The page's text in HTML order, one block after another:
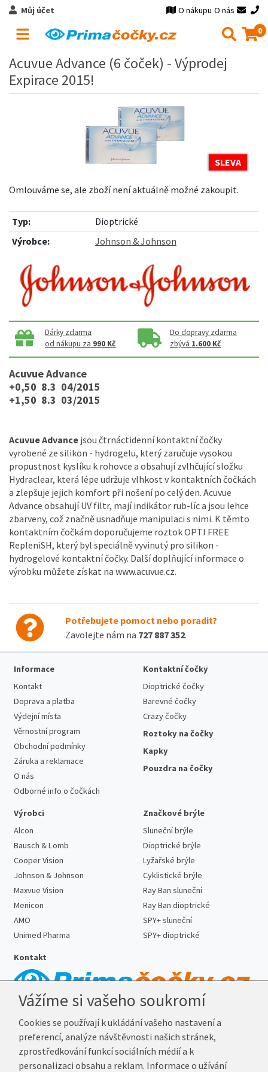
Můj účet O nákupu O nás
0
Acuvue Advance (6 čoček) - Výprodej
Expirace 2015!
SLEVA
Omlouváme se, ale zboží není aktuálně možné zakoupit.
Typ:
Dioptrické
Výrobce:
Johnson & Johnson
Dárky zdarma
od nákupu za 990 Kč
Do dopravy zdarma
zbývá 1.600 Kč
Acuvue Advance
+0,50 8.3 04/2015
+1,50 8.3 03/2015
Acuvue Advance jsou čtrnáctidenní kontaktní čočky
vyrobené ze silikon - hydrogelu, který zaručuje vysokou
propustnost kyslíku k rohovce a obsahují zvlhčující složku
Hydraclear, která lépe udržuje vlhkost v kontaktních čočkách
a zlepšuje jejich komfort při nošení po celý den. Acuvue
Advance obsahují UV filtr, mají indikátor rub-líc a jsou lehce
zbarveny, což značně usnadňuje manipulaci s nimi. K těmto
kontaktním čočkám doporučujeme roztok OPTI FREE
RepleniSH, který byl speciálně vyvinutý pro silikon -
hydrogelové kontaktní čočky. Další doplňující informace o
výrobku můžete získat na www.acuvue.cz.
Potřebujete pomoct nebo poradit?
Zavolejte nám na 727 887 352.
Informace
Kontakt
Doprava a platba
Výdejní místa
Věrnostní program
Obchodní podmínky
Záruka a reklamace
O nás
Odborné info o čočkách
Kontaktní čočky
Dioptrické čočky
Barevné čočky
Crazy čočky
Roztoky na čočky
Kapky
Pouzdra na čočky
Výrobci
Alcon
Bausch & Lomb
Cooper Vision
Johnson & Johnson
Maxvue Vision
Menicon
AMO
Unimed Pharma
Značkové brýle
Sluneční brýle
Dioptrické brýle
Lyžařské brýle
Cyklistické brýle
Ray Ban sluneční
Ray Ban dioptrické
SPY+ sluneční
SPY+ dioptrické
Kontakt
E-mail:info@prima-cocky.cz
Reklamační adresa
Andrea Votavová
Vážíme si vašeho soukromí
Cookies se používají k ukládání vašeho nastavení a
preferencí, analýze návštěvnosti našich stránek,
zprostředkování funkcí sociálních médií a k
personalizaci obsahu a reklam. Informace o užívání